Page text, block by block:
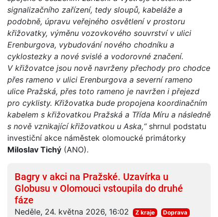
signalizačního zařízení, tedy sloupů, kabeláže a
podobně, úpravu veřejného osvětlení v prostoru
křižovatky, výměnu vozovkového souvrství v ulici
Erenburgova, vybudování nového chodníku a
cyklostezky a nové svislé a vodorovné značení.
V křižovatce jsou nově navrženy přechody pro chodce
přes rameno v ulici Erenburgova a severní rameno
ulice Pražská, přes toto rameno je navržen i přejezd
pro cyklisty. Křižovatka bude propojena koordinačním
kabelem s křižovatkou Pražská a Třída Míru a následně
s nově vznikající křižovatkou u Aska,“shrnul podstatu
investiční akce náměstek olomoucké primátorky
Miloslav Tichý (ANO).
Bagry v akci na Pražské. Uzavírka u
Globusu v Olomouci vstoupila do druhé
fáze
Neděle, 24. května 2026, 16:02 Z kraje Doprava